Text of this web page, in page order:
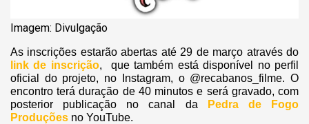
Imagem: Divulgação
As inscrições estarão abertas até 29 de março através do
link de inscrição, que também está disponível no perfil
oficial do projeto, no Instagram, o @‌recabanos_filme. O
encontro terá duração de 40 minutos e será gravado, com
posterior publicação no canal da
Pedra de Fogo
Produções no YouTube.